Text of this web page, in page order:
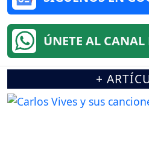
ÚNETE AL CANAL
+